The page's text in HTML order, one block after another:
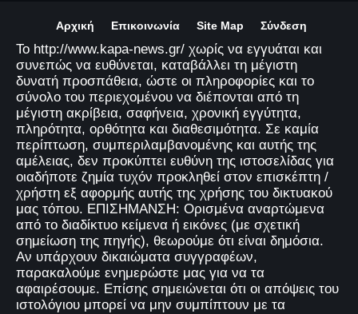
Αρχική Επικοινωνία Site Map Σύνδεση
Το http://www.kapa-news.gr/ χωρίς να εγγυάται και
συνεπώς να ευθύνεται, καταβάλλει τη μέγιστη
δυνατή προσπάθεια, ώστε οι πληροφορίες και το
σύνολο του περιεχομένου να διέπονται από τη
μέγιστη ακρίβεια, σαφήνεια, χρονική εγγύτητα,
πληρότητα, ορθότητα και διαθεσιμότητα. Σε καμία
περίπτωση, συμπεριλαμβανομένης και αυτής της
αμέλειας, δεν προκύπτει ευθύνη της ιστοσελίδας για
οιαδήποτε ζημία τυχόν προκληθεί στον επισκέπτη /
χρήστη εξ αφορμής αυτής της χρήσης του δικτυακού
μας τόπου. ΕΠΙΣΗΜΑΝΣΗ: Ορισμένα αναρτώμενα
από το διαδίκτυο κείμενα ή εικόνες (με σχετική
σημείωση της πηγής), θεωρούμε ότι είναι δημόσια.
Αν υπάρχουν δικαιώματα συγγραφέων,
παρακαλούμε ενημερώστε μας για να τα
αφαιρέσουμε. Επίσης σημειώνεται ότι οι απόψεις του
ιστολόγιου μπορεί να μην συμπίπτουν με τα